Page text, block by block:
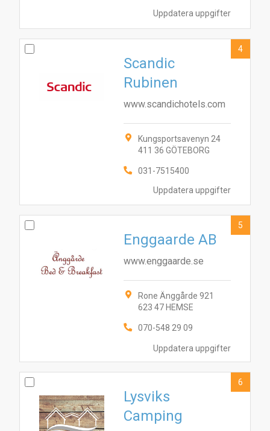
Uppdatera uppgifter
Uppdatera uppgifter
Scandic
Rubinen
www.scandichotels.com
Kungsportsavenyn 24
411 36 GÖTEBORG
031-7515400
4
Uppdatera uppgifter
Enggaarde AB
www.enggaarde.se
Rone Änggårde 921
623 47 HEMSE
070-548 29 09
5
Lysviks
Camping
6